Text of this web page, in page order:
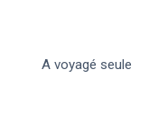
A voyagé seule